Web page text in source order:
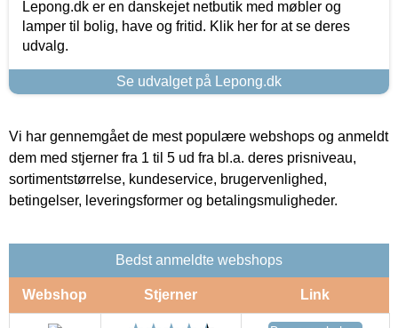
Lepong.dk er en danskejet netbutik med møbler og
lamper til bolig, have og fritid. Klik her for at se deres
udvalg.
Se udvalget på Lepong.dk
Vi har gennemgået de mest populære webshops og anmeldt
dem med stjerner fra 1 til 5 ud fra bl.a. deres prisniveau,
sortimentstørrelse, kundeservice, brugervenlighed,
betingelser, leveringsformer og betalingsmuligheder.
Bedst anmeldte webshops
Webshop Stjerner Link